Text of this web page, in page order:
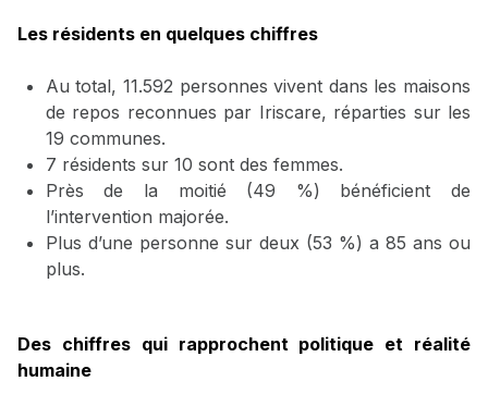
Les résidents en quelques chiffres
Au total, 11.592 personnes vivent dans les maisons
de repos reconnues par Iriscare, réparties sur les
19 communes.
7 résidents sur 10 sont des femmes.
Près de la moitié (49 %) bénéficient de
l’intervention majorée.
Plus d’une personne sur deux (53 %) a 85 ans ou
plus.
Des chiffres qui rapprochent politique et réalité
humaine